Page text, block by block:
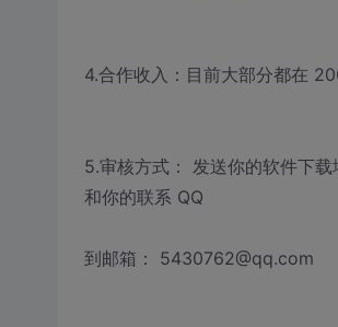
4.合作收入：目前大部分都在
5.审核方式： 发送你的软件下载
和你的联系 QQ
到邮箱： 5430762@qq.com